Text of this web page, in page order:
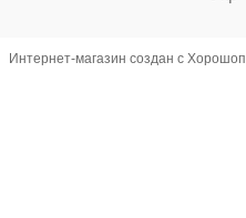
Интернет-магазин создан с Хорошоп